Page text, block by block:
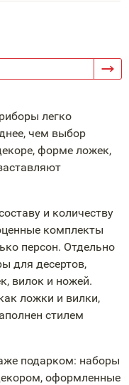
легко
чем выбор
форме ложек,
и количеству
комплекты
персон. Отдельно
для десертов,
вилок и ножей.
ложки и вилки,
стилем
подарком: наборы
оформленные